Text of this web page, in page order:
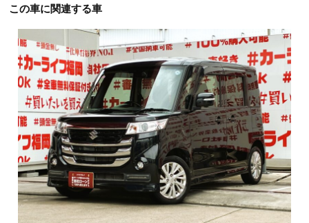
この車に関連する車